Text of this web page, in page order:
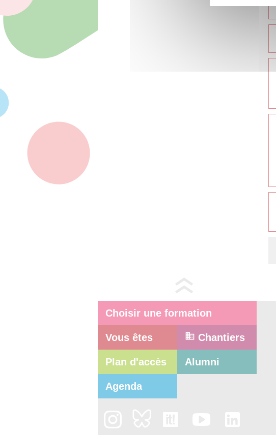
Choisir une formation
Vous êtes Chantiers
Plan d'accès Alumni
Agenda